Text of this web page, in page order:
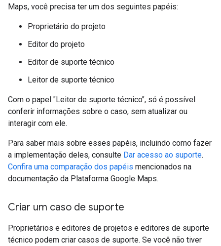
Maps, você precisa ter um dos seguintes papéis:
Proprietário do projeto
Editor do projeto
Editor de suporte técnico
Leitor de suporte técnico
Com o papel "Leitor de suporte técnico", só é possível
conferir informações sobre o caso, sem atualizar ou
interagir com ele.
Para saber mais sobre esses papéis, incluindo como fazer
a implementação deles, consulte Dar acesso ao suporte.
Confira uma comparação dos papéis mencionados na
documentação da Plataforma Google Maps.
Criar um caso de suporte
Proprietários e editores de projetos e editores de suporte
técnico podem criar casos de suporte. Se você não tiver